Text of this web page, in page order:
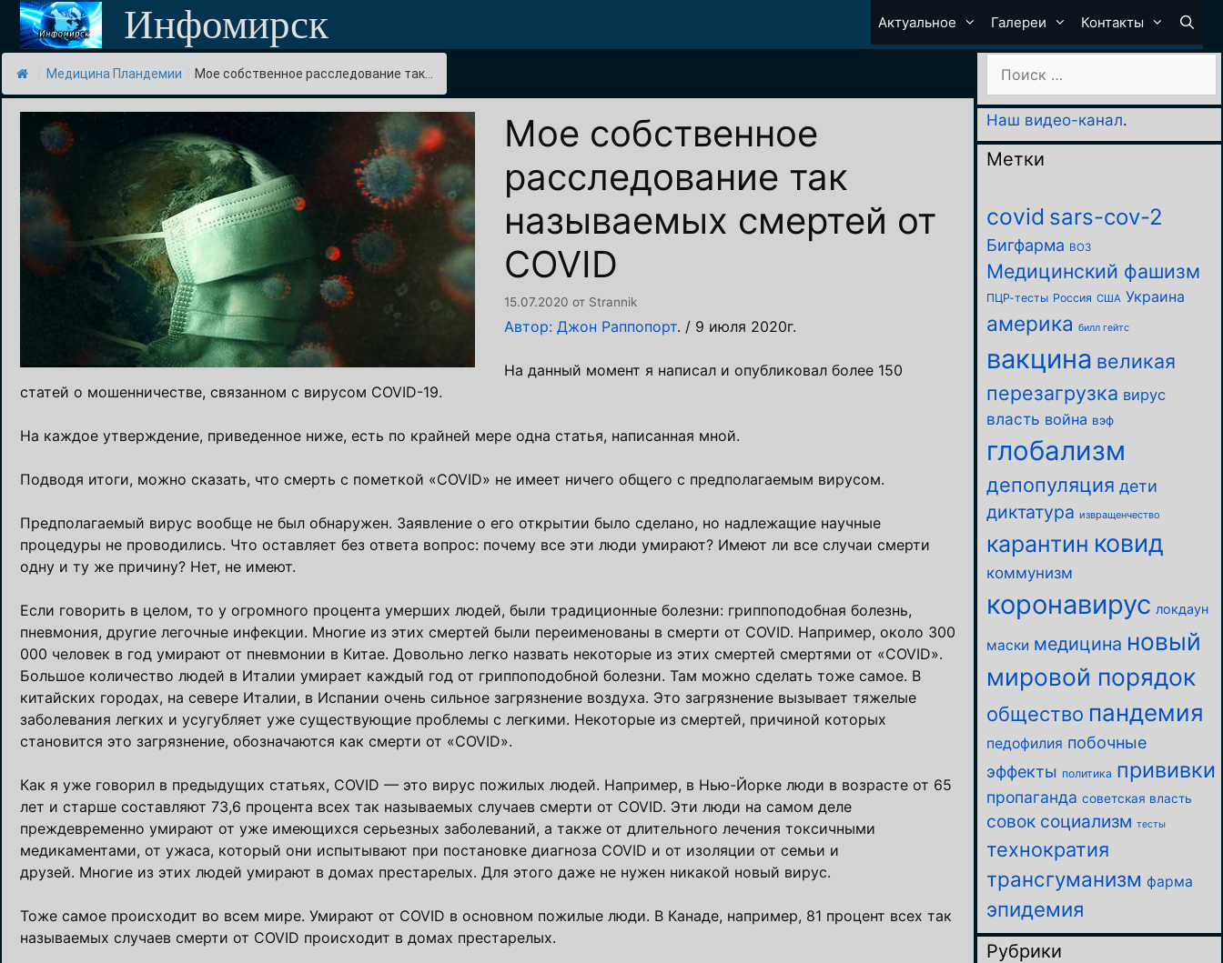
Перейти
содержимому
Инфомирск Актуальное Галереи Контакты
Медицина Пландемии Мое собственное расследование так...
Мое собственное
расследование так
называемых смертей от
COVID
15.07.2020 от Strannik
Автор: Джон Раппопорт. / 9 июля 2020г.
На данный момент я написал и опубликовал более 150
статей о мошенничестве, связанном с вирусом COVID-19.
На каждое утверждение, приведенное ниже, есть по крайней мере одна статья, написанная мной.
Подводя итоги, можно сказать, что смерть с пометкой «COVID» не имеет ничего общего с предполагаемым вирусом.
Предполагаемый вирус вообще не был обнаружен. Заявление о его открытии было сделано, но надлежащие научные
процедуры не проводились. Что оставляет без ответа вопрос: почему все эти люди умирают? Имеют ли все случаи смерти
одну и ту же причину? Нет, не имеют.
Если говорить в целом, то у огромного процента умерших людей, были традиционные болезни: гриппоподобная болезнь,
пневмония, другие легочные инфекции. Многие из этих смертей были переименованы в смерти от COVID. Например, около 300
000 человек в год умирают от пневмонии в Китае. Довольно легко назвать некоторые из этих смертей смертями от «COVID».
Большое количество людей в Италии умирает каждый год от гриппоподобной болезни. Там можно сделать тоже самое. В
китайских городах, на севере Италии, в Испании очень сильное загрязнение воздуха. Это загрязнение вызывает тяжелые
заболевания легких и усугубляет уже существующие проблемы с легкими. Некоторые из смертей, причиной которых
становится это загрязнение, обозначаются как смерти от «COVID».
Как я уже говорил в предыдущих статьях, COVID — это вирус пожилых людей. Например, в Нью-Йорке люди в возрасте от 65
лет и старше составляют 73,6 процента всех так называемых случаев смерти от COVID. Эти люди на самом деле
преждевременно умирают от уже имеющихся серьезных заболеваний, а также от длительного лечения токсичными
медикаментами, от ужаса, который они испытывают при постановке диагноза COVID и от изоляции от семьи и
друзей. Многие из этих людей умирают в домах престарелых. Для этого даже не нужен никакой новый вирус.
Тоже самое происходит во всем мире. Умирают от COVID в основном пожилые люди. В Канаде, например, 81 процент всех так
называемых случаев смерти от COVID происходит в домах престарелых.
Наш видео-канал.
Метки
covid sars-cov-2
Бигфарма ВОЗ
Медицинский фашизм
ПЦР-тесты Россия США Украина
америка билл гейтс
вакцина великая
перезагрузка вирус
власть война вэф
глобализм
депопуляция дети
диктатура извращенчество
карантин ковид
коммунизм
коронавирус локдаун
маски медицина новый
мировой порядок
общество пандемия
педофилия побочные
эффекты политика прививки
пропаганда советская власть
совок социализм тесты
технократия
трансгуманизм фарма
эпидемия
Рубрики